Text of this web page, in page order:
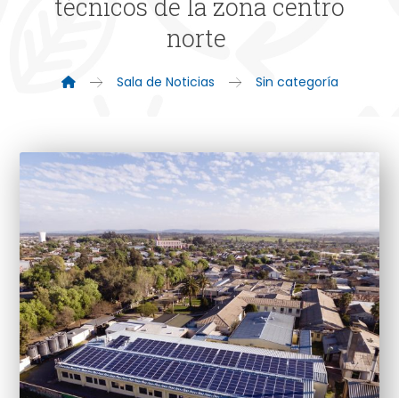
técnicos de la zona centro
norte
Sala de Noticias Sin categoría